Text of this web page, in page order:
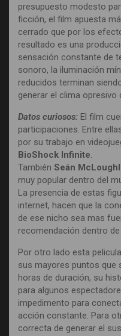
presupuesto modesto
ficción, el film apuesta
cerrado que por los
resultado es una
sensación constante de
sonoro, la iluminación
reducidos terminan
generar el clima opresivo
Datos curiosos: El film
participaciones. Entre
por su trabajo en
BioShock Infinite.
También Seán
muy popular dentro del
La presencia de estas
internet, hacen que la
de ese nicho sea mas
recomendación dentro
Por otro lado esta
sus mayores puntos que
horas de duración, su
para algunos
impedimento para
acción constante. Para
correcta de generar el